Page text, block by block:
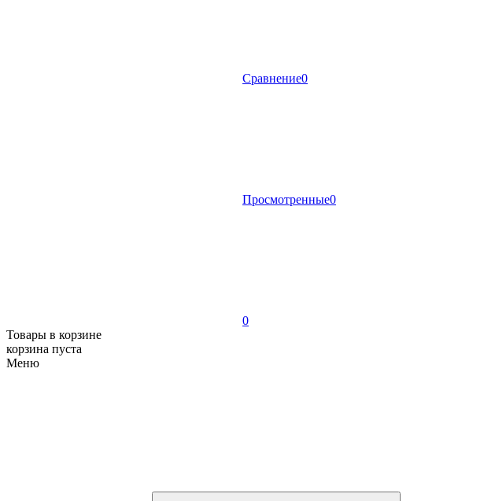
Сравнение0
Просмотренные0
0
Товары в корзине
корзина пуста
Меню